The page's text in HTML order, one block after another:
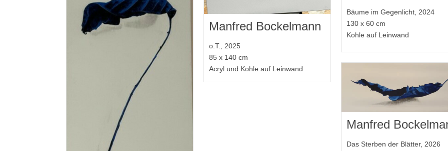
Bäume im Gegenlicht, 2024
130 x 60 cm
Kohle auf Leinwand
Manfred Bockelmann
o.T., 2025
85 x 140 cm
Acryl und Kohle auf Leinwand
Manfred
Das Sterben der Blätter, 2026